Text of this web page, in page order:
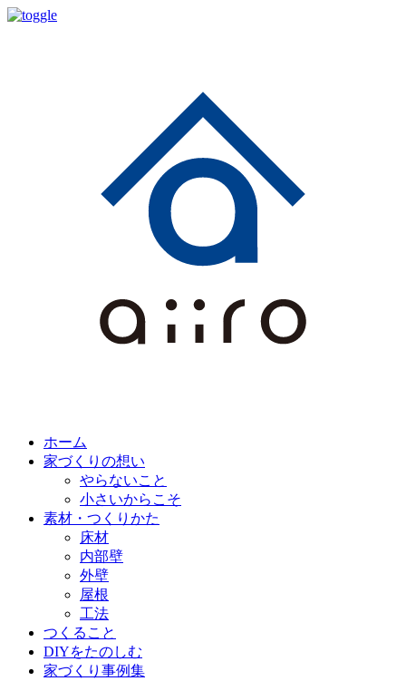
ホーム
家づくりの想い
やらないこと
小さいからこそ
素材・つくりかた
床材
内部壁
外壁
屋根
工法
つくること
DIYをたのしむ
家づくり事例集